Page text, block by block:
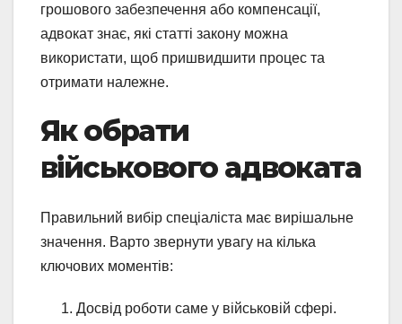
грошового забезпечення або компенсації,
адвокат знає, які статті закону можна
використати, щоб пришвидшити процес та
отримати належне.
Як обрати
військового адвоката
Правильний вибір спеціаліста має вирішальне
значення. Варто звернути увагу на кілька
ключових моментів:
Досвід роботи саме у військовій сфері.